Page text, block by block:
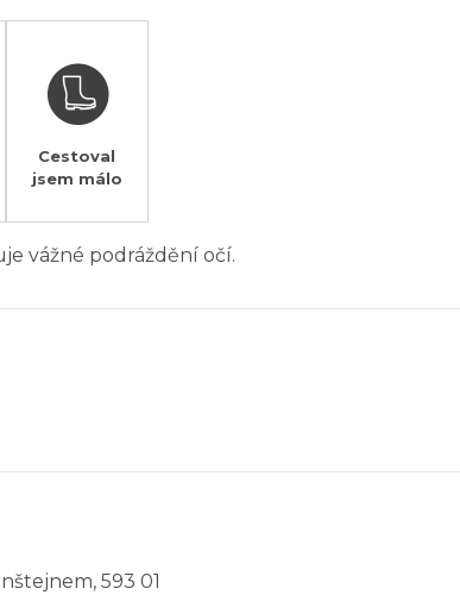
Cestoval
jsem málo
vážné podráždění očí.
593 01